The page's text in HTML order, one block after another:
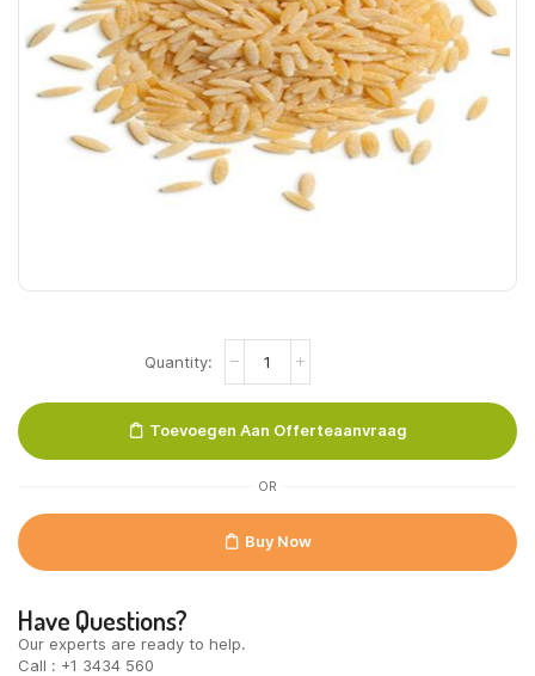
Sehriye
Toevoegen Aan Offerteaanvraag
OR
Buy Now
Have Questions?
Our experts are ready to help.
Call : +1 3434 560